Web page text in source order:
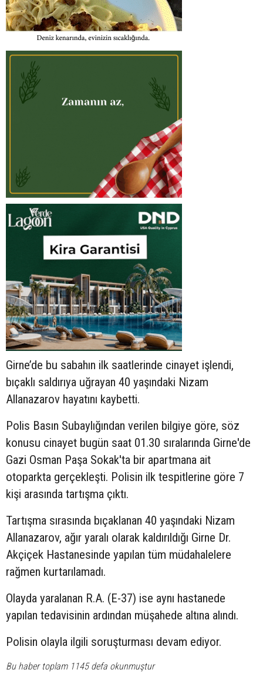
Girne’de bu sabahın ilk saatlerinde cinayet işlendi,
bıçaklı saldırıya uğrayan 40 yaşındaki Nizam
Allanazarov hayatını kaybetti.
Polis Basın Subaylığından verilen bilgiye göre, söz
konusu cinayet bugün saat 01.30 sıralarında Girne'de
Gazi Osman Paşa Sokak'ta bir apartmana ait
otoparkta gerçekleşti. Polisin ilk tespitlerine göre 7
kişi arasında tartışma çıktı.
Tartışma sırasında bıçaklanan 40 yaşındaki Nizam
Allanazarov, ağır yaralı olarak kaldırıldığı Girne Dr.
Akçiçek Hastanesinde yapılan tüm müdahalelere
rağmen kurtarılamadı.
Olayda yaralanan R.A. (E-37) ise aynı hastanede
yapılan tedavisinin ardından müşahede altına alındı.
Polisin olayla ilgili soruşturması devam ediyor.
Bu haber toplam 1145 defa okunmuştur